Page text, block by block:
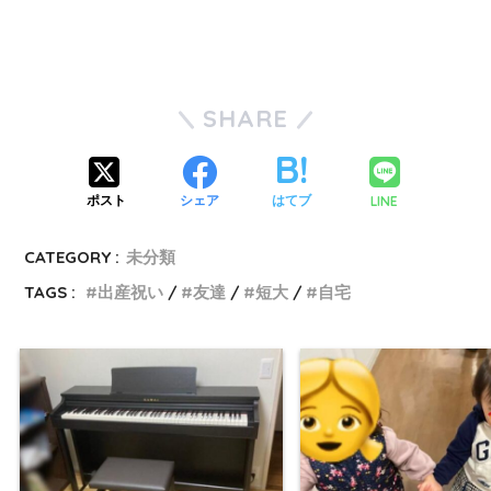
SHARE
ポスト シェア はてブ LINE
CATEGORY : 未分類
TAGS :
出産祝い 友達 短大 自宅